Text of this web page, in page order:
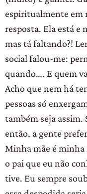
espiritualmente em
resposta. Ela está e
mas tá faltando?!
social falou-me:
quando…. E quem
Acho que nem há
pessoas só
também seja assim.
então, a gente
Minha mãe é
o pai que eu não
tive. Eu sempre